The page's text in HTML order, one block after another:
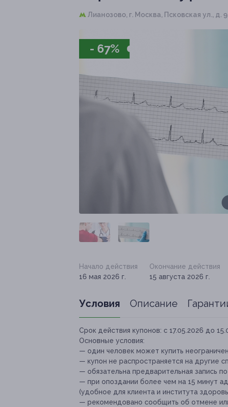
Лианозово, г. Москва, Псковская ул., д.
- 67%
Начало действия
16 мая 2026 г.
Окончание действия
15 августа 2026 г.
Условия Описание
Срок действия купонов: с 17.05.2026 до
Основные условия:
— один человек может купить
— купон не распространяется на другие
— обязательна предварительная запись
— при опоздании более чем на 15 минут
(удобное для клиента и института
— рекомендовано сообщить об отмене